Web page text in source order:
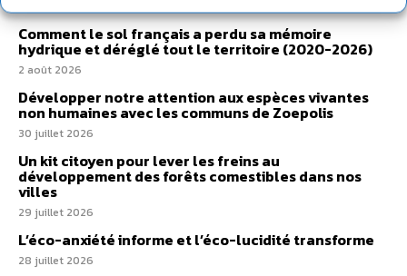
Comment le sol français a perdu sa mémoire
hydrique et déréglé tout le territoire (2020-2026)
2 août 2026
Développer notre attention aux espèces vivantes
non humaines avec les communs de Zoepolis
30 juillet 2026
Un kit citoyen pour lever les freins au
développement des forêts comestibles dans nos
villes
29 juillet 2026
L’éco-anxiété informe et l’éco-lucidité transforme
28 juillet 2026